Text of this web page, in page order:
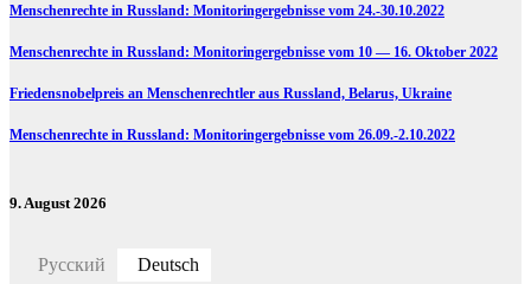
Menschenrechte in Russland: Monitoringergebnisse vom 24.-30.10.2022
Menschenrechte in Russland: Monitoringergebnisse vom 10 — 16. Oktober 2022
Friedensnobelpreis an Menschenrechtler aus Russland, Belarus, Ukraine
Menschenrechte in Russland: Monitoringergebnisse vom 26.09.-2.10.2022
9. August 2026
Русский Deutsch